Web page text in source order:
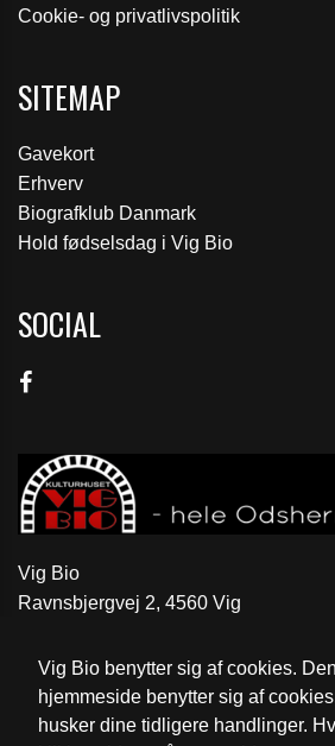
Vig Bio benytter sig af cookies.
hjemmeside benytter sig af
husker dine tidligere handlinger.
Cookie- og privatlivspolitik
SITEMAP
Gavekort
Erhverv
Biografklub Danmark
Hold fødselsdag i Vig Bio
SOCIAL
Vig Bio
Ravnsbjergvej 2, 4560 Vig
Telefon: 59 31 52 46
Email: kontakt@vigbio.dk
Cookie- og privatlivspolitik